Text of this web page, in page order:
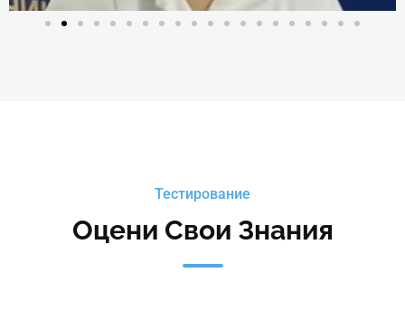
Тестирование
Оцени Свои Знания